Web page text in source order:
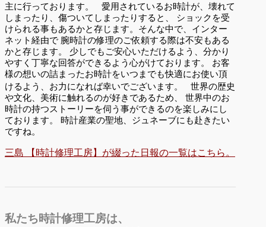
主に行っております。 愛用されているお時計が、壊れて
しまったり、傷ついてしまったりすると、 ショックを受
けられる事もあるかと存じます。そんな中で、インター
ネット経由で 腕時計の修理のご依頼する際は不安もある
かと存じます。 少しでもご安心いただけるよう、分かり
やすく丁寧な回答ができるよう心がけております。 お客
様の想いの詰まったお時計をいつまでも快適にお使い頂
けるよう、お力になれば幸いでございます。 世界の歴史
や文化、美術に触れるのが好きであるため、 世界中のお
時計の持つストーリーを伺う事ができるのを楽しみにし
ております。 時計産業の聖地、ジュネーブにも赴きたい
ですね。
三島 【時計修理工房】が綴った日報の一覧はこちら。
私たち時計修理工房は、